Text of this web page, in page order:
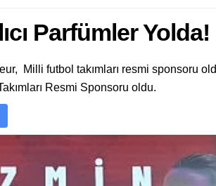
Parfümler Yolda!
Milli futbol takımları resmi sponsoru
Resmi Sponsoru oldu.